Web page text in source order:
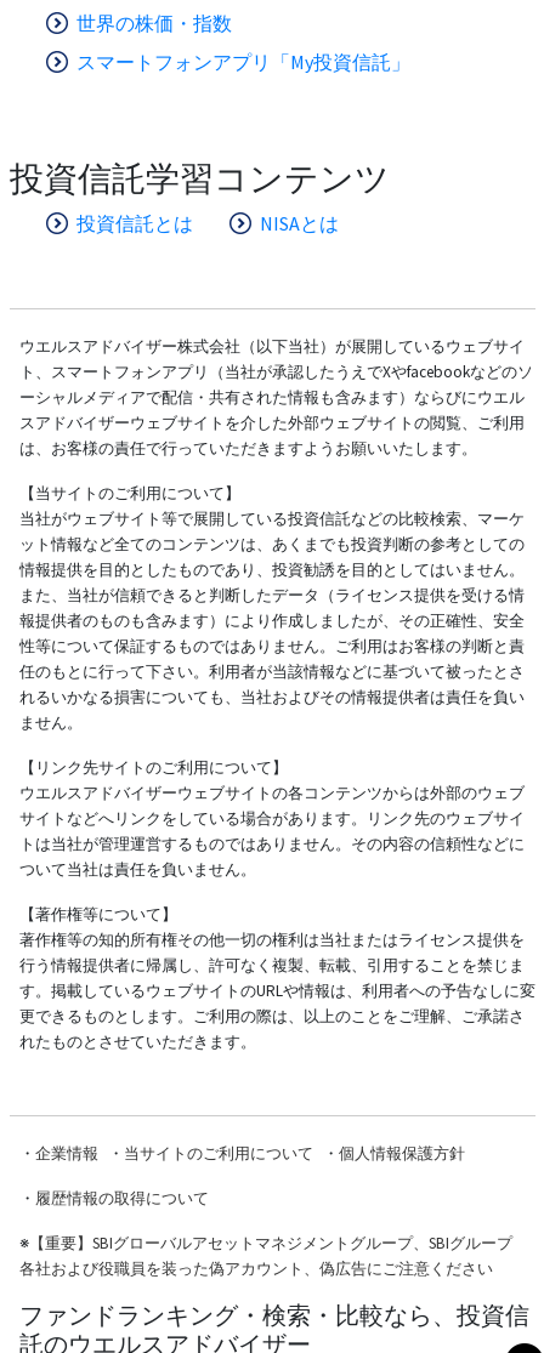
世界の株価・指数
スマートフォンアプリ「My投資信託」
投資信託学習コンテンツ
投資信託とは NISAとは
ウエルスアドバイザー株式会社（以下当社）が展開しているウェブサイ
ト、スマートフォンアプリ（当社が承認したうえでXやfacebookなどのソ
ーシャルメディアで配信・共有された情報も含みます）ならびにウエル
スアドバイザーウェブサイトを介した外部ウェブサイトの閲覧、ご利用
は、お客様の責任で行っていただきますようお願いいたします。
【当サイトのご利用について】
当社がウェブサイト等で展開している投資信託などの比較検索、マーケ
ット情報など全てのコンテンツは、あくまでも投資判断の参考としての
情報提供を目的としたものであり、投資勧誘を目的としてはいません。
また、当社が信頼できると判断したデータ（ライセンス提供を受ける情
報提供者のものも含みます）により作成しましたが、その正確性、安全
性等について保証するものではありません。ご利用はお客様の判断と責
任のもとに行って下さい。利用者が当該情報などに基づいて被ったとさ
れるいかなる損害についても、当社およびその情報提供者は責任を負い
ません。
【リンク先サイトのご利用について】
ウエルスアドバイザーウェブサイトの各コンテンツからは外部のウェブ
サイトなどへリンクをしている場合があります。リンク先のウェブサイ
トは当社が管理運営するものではありません。その内容の信頼性などに
ついて当社は責任を負いません。
【著作権等について】
著作権等の知的所有権その他一切の権利は当社またはライセンス提供を
行う情報提供者に帰属し、許可なく複製、転載、引用することを禁じま
す。掲載しているウェブサイトのURLや情報は、利用者への予告なしに変
更できるものとします。ご利用の際は、以上のことをご理解、ご承諾さ
れたものとさせていただきます。
・ 企業情報 ・ 当サイトのご利用について ・ 個人情報保護方針
・ 履歴情報の取得について
※【重要】SBIグローバルアセットマネジメントグループ、SBIグループ
各社および役職員を装った偽アカウント、偽広告にご注意ください
ファンドランキング・検索・比較なら、投資信
託のウエルスアドバイザー